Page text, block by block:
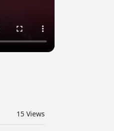
15 Views